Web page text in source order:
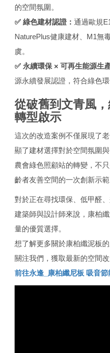
的空間氛圍。
✅ 綠色建材認證： 通過歐規
NaturePlus健康建材、M1無
虞。
✅ 永續環保 × 可再生能源生
源永續發展認證，符合綠色環
從破舊到文青風
轉型啟示
這次的改造案例不僅展現了
顯了建材選擇對於空間氛圍
農會綠色照顧站的轉變，不
齡者友善空間的一次創新示範
對於正在尋找環保、低甲醛
建築師與設計師來說，康柏
量的優質選擇。
想了解更多關於康柏纖泥板
關注我們，獲取最新的空間改
前往永逢_康柏纖尼板 吸音節